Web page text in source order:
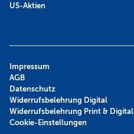
US-Aktien
Impressum
AGB
Datenschutz
Widerrufsbelehrung Digital
Widerrufsbelehrung Print & Digital
Cookie-Einstellungen